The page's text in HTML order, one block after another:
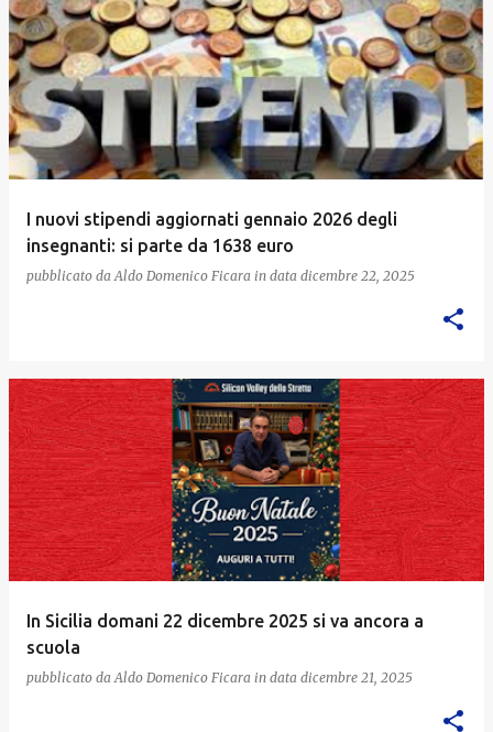
I nuovi stipendi aggiornati gennaio 2026 degli
insegnanti: si parte da 1638 euro
pubblicato da Aldo Domenico Ficara in data dicembre 22, 2025
In Sicilia domani 22 dicembre 2025 si va ancora a
scuola
pubblicato da Aldo Domenico Ficara in data dicembre 21, 2025